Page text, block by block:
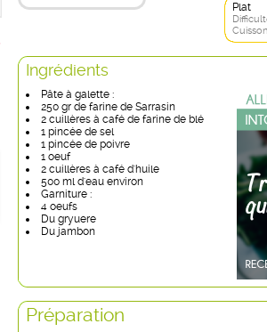
Plat
Ingrédients
Pâte à galette :
250 gr de farine de Sarrasin
2 cuillères à café de farine de blé
1 pincée de sel
1 pincée de poivre
1 oeuf
2 cuillères à café d'huile
500 ml d'eau environ
Garniture :
4 oeufs
Du gryuere
Du jambon
Préparation